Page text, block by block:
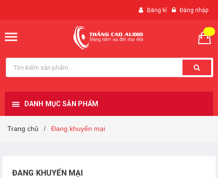
Đăng kí Đăng nhập
DANH MỤC SẢN PHẨM
Trang chủ / Đang khuyến mại
ĐANG KHUYẾN MẠI